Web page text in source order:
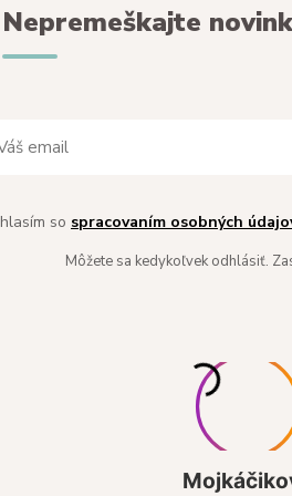
Nepremeškajte
so spracovaním osobných
Môžete sa kedykoľvek odhlásiť.